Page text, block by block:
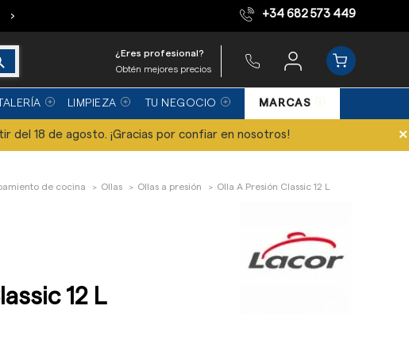
Equipo de expertos
› +34 682 573 449
¿Eres profesional?
Obtén mejores precios
LIMPIEZA TU NEGOCIO MARCAS
del 18 de agosto. ¡Gracias por confiar en nosotros! ×
de cocina Ollas Ollas a presión Olla A Presión Classic 12 L
12 L